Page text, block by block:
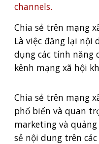
channels.
Chia sẻ trên mạng
Là việc đăng lại nội
dụng các tính năng
kênh mạng xã hội
Chia sẻ trên mạng
phổ biến và quan
marketing và
sẻ nội dung trên